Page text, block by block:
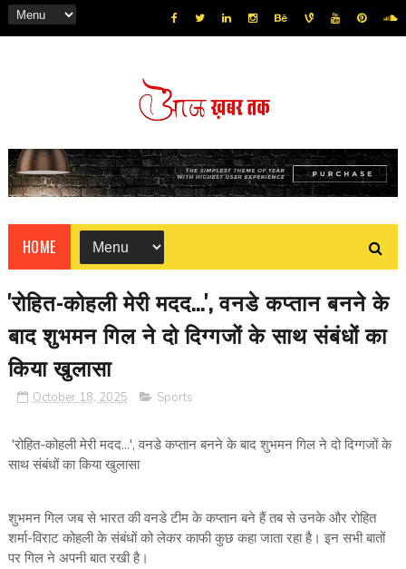
HOME
'रोहित-कोहली मेरी मदद...', वनडे कप्तान बनने के
बाद शुभमन गिल ने दो दिग्गजों के साथ संबंधों का
किया खुलासा
October 18, 2025 Sports
'रोहित-कोहली मेरी मदद...', वनडे कप्तान बनने के बाद शुभमन गिल ने दो दिग्गजों के
साथ संबंधों का किया खुलासा
शुभमन गिल जब से भारत की वनडे टीम के कप्तान बने हैं तब से उनके और रोहित
शर्मा-विराट कोहली के संबंधों को लेकर काफी कुछ कहा जाता रहा है। इन सभी बातों
पर गिल ने अपनी बात रखी है।